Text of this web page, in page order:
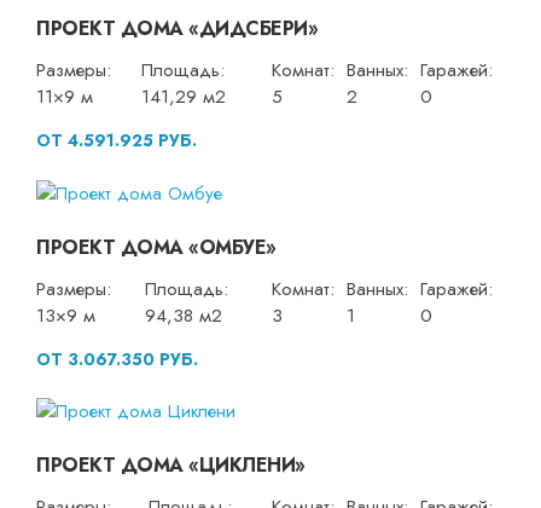
ПРОЕКТ ДОМА «ДИДСБЕРИ»
Размеры:
11×9 м
Площадь:
141,29 м2
Комнат:
5
Ванных:
2
Гаражей:
0
ОТ 4.591.925 РУБ.
ПРОЕКТ ДОМА «ОМБУЕ»
Размеры:
13×9 м
Площадь:
94,38 м2
Комнат:
3
Ванных:
1
Гаражей:
0
ОТ 3.067.350 РУБ.
ПРОЕКТ ДОМА «ЦИКЛЕНИ»